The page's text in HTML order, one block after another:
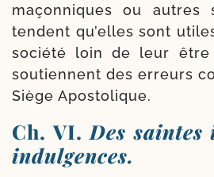
maçon­niques ou autres
tendent qu’elles sont
socié­té loin de leur être
sou­tiennent des erreurs
Siège Apostolique.
Ch. VI. Des saintes
indulgences.